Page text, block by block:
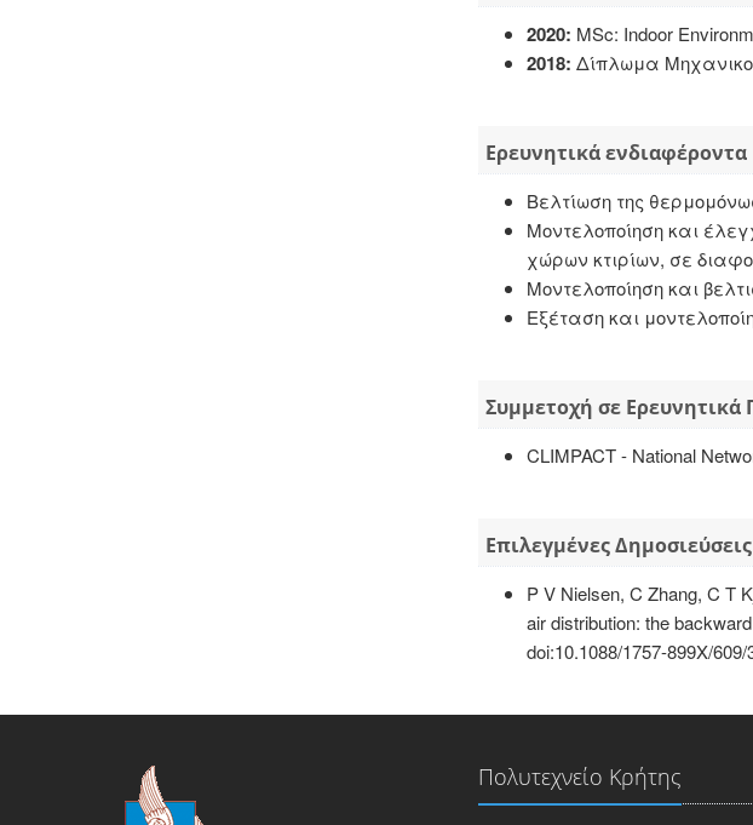
2020: MSc: Indoor
2018: Δίπλωμα
Ερευνητικά ενδιαφέροντα
Βελτίωση της
Μοντελοποίηση και
χώρων κτιρίων, σε
Μοντελοποίηση και
Εξέταση και
Συμμετοχή σε Ερευνητικά
CLIMPACT - National
Επιλεγμένες Δημοσιεύσεις
P V Nielsen, C Zhang, C T
air distribution: the
doi:10.1088/1757-899X/609/
Πολυτεχνείο Κρήτης